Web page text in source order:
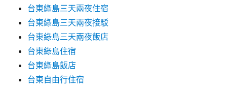
台東綠島三天兩夜住宿
台東綠島三天兩夜接駁
台東綠島三天兩夜飯店
台東綠島住宿
台東綠島飯店
台東自由行住宿